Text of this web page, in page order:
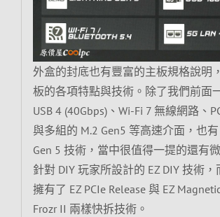
外盒的封底也有豐富的主板規格說明
板的各項特點與技術。除了我們前面
USB 4 (40Gbps)、Wi-Fi 7 無線網路、
與多組的 M.2 Gen5 等高速介面，也
Gen 5 技術，當中很值得一提的還有
針對 DIY 玩家所設計的 EZ DIY 技術
擁有了 EZ PCIe Release 與 EZ
Frozr II 兩樣快拆技術。